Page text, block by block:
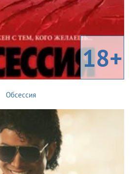
18+
Обсессия